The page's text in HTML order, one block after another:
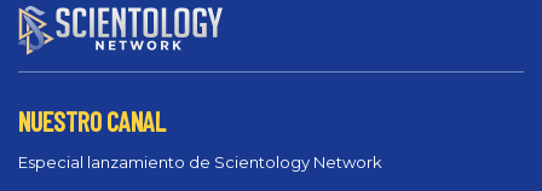
NUESTRO CANAL
Especial lanzamiento de Scientology Network